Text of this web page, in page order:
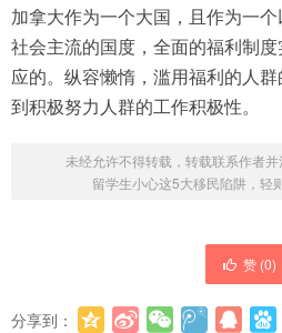
加拿大作为一个大国，且作为一
社会主流的国度，全面的福利制
应的。纵容懒惰，滥用福利的人
到积极努力人群的工作积极性。
未经允许不得转载，转载联系作者并
留学生小心这5大移民陷阱，轻
赞 (0)
分享到：